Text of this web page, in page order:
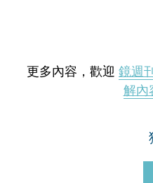
更多內容，歡迎 鏡週
解內